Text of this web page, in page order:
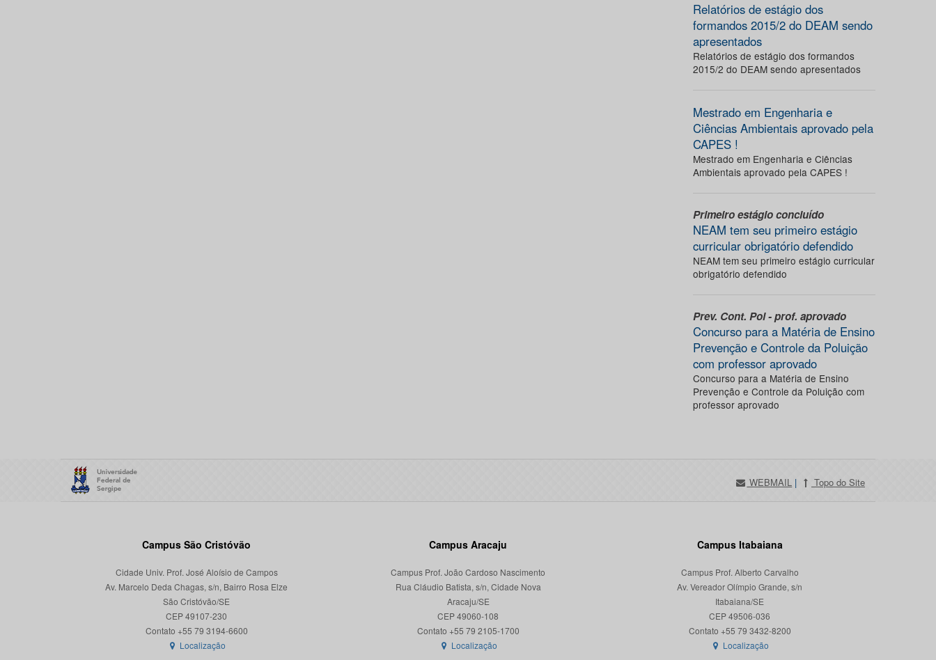
Relatórios de estágio dos
formandos 2015/2 do DEAM sendo
apresentados
Relatórios de estágio dos formandos
2015/2 do DEAM sendo apresentados
Mestrado em Engenharia e
Ciências Ambientais aprovado pela
CAPES !
Mestrado em Engenharia e Ciências
Ambientais aprovado pela CAPES !
Primeiro estágio concluído
NEAM tem seu primeiro estágio
curricular obrigatório defendido
NEAM tem seu primeiro estágio curricular
obrigatório defendido
Prev. Cont. Pol - prof. aprovado
Concurso para a Matéria de Ensino
Prevenção e Controle da Poluição
com professor aprovado
Concurso para a Matéria de Ensino
Prevenção e Controle da Poluição com
professor aprovado
WEBMAIL | Topo do Site
Campus São Cristóvão
Cidade Univ. Prof. José Aloísio de Campos
Av. Marcelo Deda Chagas, s/n, Bairro Rosa Elze
São Cristóvão/SE
CEP 49107-230
Localização
Campus Aracaju
Campus Prof. João Cardoso Nascimento
Rua Cláudio Batista, s/n, Cidade Nova
Aracaju/SE
CEP 49060-108
Localização
Campus Itabaiana
Campus Prof. Alberto Carvalho
Av. Vereador Olímpio Grande, s/n
Itabaiana/SE
CEP 49506-036
Localização